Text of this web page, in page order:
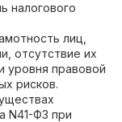
налогового
лиц,
отсутствие их
уровня правовой
рисков.
N41-ФЗ при